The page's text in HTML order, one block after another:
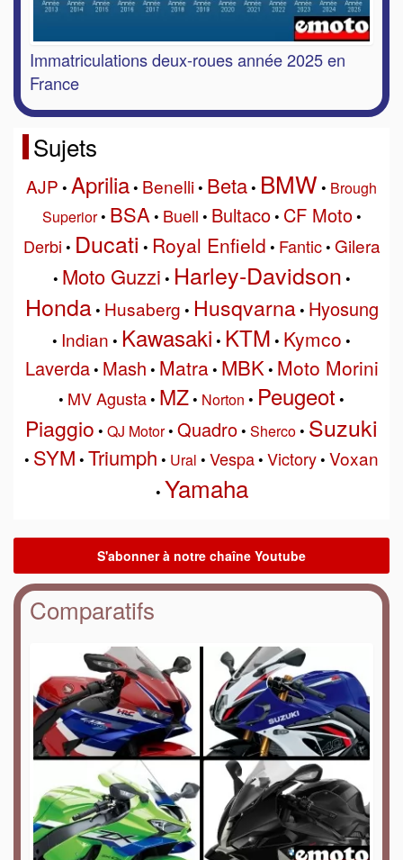
Immatriculations deux-roues année 2025 en
France
Sujets
AJP • Aprilia• Benelli• Beta• BMW • Brough
Superior• BSA• Buell • Bultaco• CF Moto•
Derbi • Ducati • Royal Enfield • Fantic• Gilera
• Moto Guzzi • Harley-Davidson •
Honda• Husaberg • Husqvarna• Hyosung
• Indian • Kawasaki • KTM • Kymco •
Laverda• Mash • Matra• MBK• Moto Morini
• MV Agusta• MZ• Norton • Peugeot •
Piaggio • QJ Motor• Quadro• Sherco• Suzuki
• SYM • Triumph • Ural • Vespa• Victory• Voxan
• Yamaha
Comparatifs